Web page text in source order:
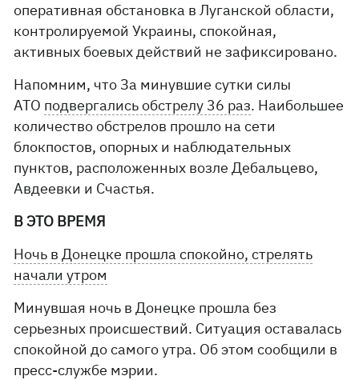
оперативная обстановка в Луганской области,
контролируемой Украины, спокойная,
активных боевых действий не зафиксировано.
Напомним, что За минувшие сутки силы
АТО подвергались обстрелу 36 раз. Наибольшее
количество обстрелов прошло на сети
блокпостов, опорных и наблюдательных
пунктов, расположенных возле Дебальцево,
Авдеевки и Счастья.
В ЭТО ВРЕМЯ
Ночь в Донецке прошла спокойно, стрелять
начали утром
Минувшая ночь в Донецке прошла без
серьезных происшествий. Ситуация оставалась
спокойной до самого утра. Об этом сообщили в
пресс-службе мэрии.